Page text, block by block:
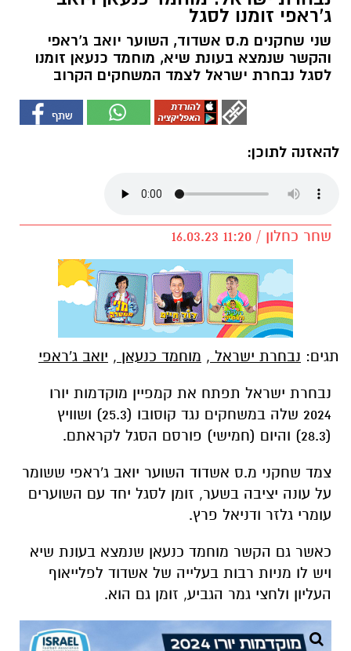
ג'ראפי זומנו לסגל
שני שחקנים מ.ס אשדוד, השוער יואב ג'ראפי
והקשר שנמצא בעונת שיא, מוחמד כנעאן זומנו
לסגל נבחרת ישראל לצמד המשחקים הקרוב
להאזנה לתוכן:
שחר כחלון / 11:20 16.03.23
תגים: נבחרת ישראל , מוחמד כנעאן , יואב ג'ראפי
נבחרת ישראל תפתח את קמפיין מוקדמות יורו
2024 שלה במשחקים נגד קוסובו (25.3) ושוויץ
(28.3) והיום (חמישי) פורסם הסגל לקראתם.
צמד שחקני מ.ס אשדוד השוער יואב ג'ראפי ששומר
על עונה יציבה בשער, זומן לסגל יחד עם השוערים
עומרי גלזר ודניאל פרץ.
כאשר גם הקשר מוחמד כנעאן שנמצא בעונת שיא
ויש לו מניות רבות בעלייה של אשדוד לפלייאוף
העליון ולחצי גמר הגביע, זומן גם הוא.